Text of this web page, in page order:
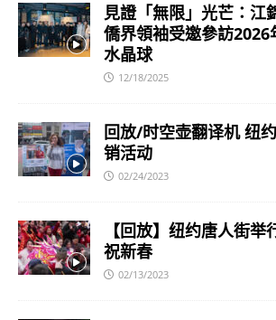
見證「無限」光芒：江
僑界領袖受邀參訪2026
水晶球
12/18/2025
回放/时空壶翻译机 纽
销活动
02/24/2023
【回放】纽约唐人街
祝新春
02/13/2023